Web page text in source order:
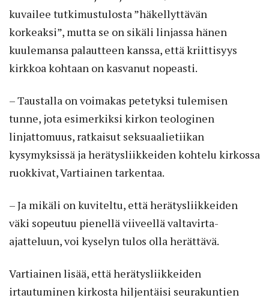
kuvailee tutkimustulosta ”häkellyttävän
korkeaksi”, mutta se on sikäli linjassa hänen
kuulemansa palautteen kanssa, että kriittisyys
kirkkoa kohtaan on kasvanut nopeasti.
– Taustalla on voimakas petetyksi tulemisen
tunne, jota esimerkiksi kirkon teologinen
linjattomuus, ratkaisut seksuaalietiikan
kysymyksissä ja herätysliikkeiden kohtelu kirkossa
ruokkivat, Vartiainen tarkentaa.
– Ja mikäli on kuviteltu, että herätysliikkeiden
väki sopeutuu pienellä viiveellä valtavirta-
ajatteluun, voi kyselyn tulos olla herättävä.
Vartiainen lisää, että herätysliikkeiden
irtautuminen kirkosta hiljentäisi seurakuntien